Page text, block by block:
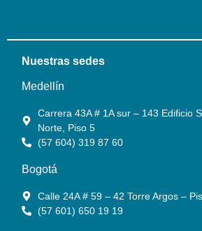
Nuestras sedes
Medellín
Carrera 43A # 1A sur – 143 Edificio
Norte, Piso 5
(57 604) 319 87 60
Bogotá
Calle 24A # 59 – 42 Torre Argos –
(57 601) 650 19 19